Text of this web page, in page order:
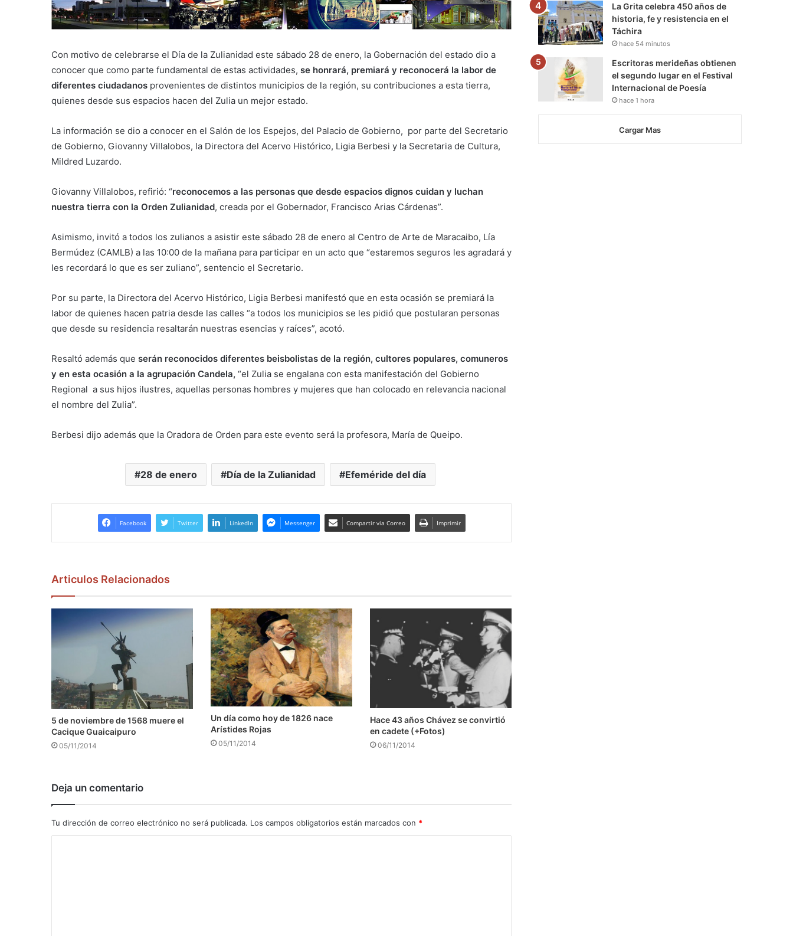
Con motivo de celebrarse el Día de la Zulianidad este sábado 28 de enero, la Gobernación del estado dio a
conocer que como parte fundamental de estas actividades, se honrará, premiará y reconocerá la labor de
diferentes ciudadanos provenientes de distintos municipios de la región, su contribuciones a esta tierra,
quienes desde sus espacios hacen del Zulia un mejor estado.
La información se dio a conocer en el Salón de los Espejos, del Palacio de Gobierno, por parte del Secretario
de Gobierno, Giovanny Villalobos, la Directora del Acervo Histórico, Ligia Berbesi y la Secretaria de Cultura,
Mildred Luzardo.
Giovanny Villalobos, refirió: “reconocemos a las personas que desde espacios dignos cuidan y luchan
nuestra tierra con la Orden Zulianidad, creada por el Gobernador, Francisco Arias Cárdenas”.
Asimismo, invitó a todos los zulianos a asistir este sábado 28 de enero al Centro de Arte de Maracaibo, Lía
Bermúdez (CAMLB) a las 10:00 de la mañana para participar en un acto que “estaremos seguros les agradará y
les recordará lo que es ser zuliano”, sentencio el Secretario.
Por su parte, la Directora del Acervo Histórico, Ligia Berbesi manifestó que en esta ocasión se premiará la
labor de quienes hacen patria desde las calles “a todos los municipios se les pidió que postularan personas
que desde su residencia resaltarán nuestras esencias y raíces”, acotó.
Resaltó además que serán reconocidos diferentes beisbolistas de la región, cultores populares, comuneros
y en esta ocasión a la agrupación Candela, “el Zulia se engalana con esta manifestación del Gobierno
Regional a sus hijos ilustres, aquellas personas hombres y mujeres que han colocado en relevancia nacional
el nombre del Zulia”.
Berbesi dijo además que la Oradora de Orden para este evento será la profesora, María de Queipo.
28 de enero Día de la Zulianidad Efeméride del día
Facebook Twitter LinkedIn Messenger Compartir via Correo Imprimir
Articulos Relacionados
5 de noviembre de 1568 muere el
Cacique Guaicaipuro
05/11/2014
Un día como hoy de 1826 nace
Arístides Rojas
05/11/2014
Hace 43 años Chávez se convirtió
en cadete (+Fotos)
06/11/2014
Deja un comentario
Tu dirección de correo electrónico no será publicada. Los campos obligatorios están marcados con *
La Grita celebra 450 años de
historia, fe y resistencia en el
Táchira
hace 54 minutos
Escritoras merideñas obtienen
el segundo lugar en el Festival
Internacional de Poesía
hace 1 hora
Cargar Mas